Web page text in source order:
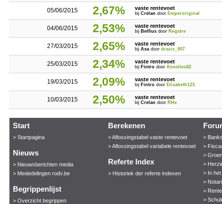
05/06/2015 2,67% vaste rentevoet
bijCrelan door Emperoriginal
04/06/2015 2,53% vaste rentevoet
bij Belfius door Regstre
27/03/2015 2,65% vaste rentevoet
bijAxa doordrazic_007
25/03/2015 2,34% vaste rentevoet
bij Fintro doorAnnelies82
19/03/2015 2,09% vaste rentevoet
bij Fintro door Elisabeth123
10/03/2015 2,50% vaste rentevoet
bijCrelan door RHe
Start
> Startpagina
Nieuws
> Nieuwsberichten media
> Mededelingen rodv.be
Begrippenlijst
> Overzicht begrippen
Berekenen
> Aflossingstabel vaste rentevoet
> Aflossingstabel variabele rentevoet
Referte Index
> Historiek der referte indexen
>
>
>
>
> In
>
>
>